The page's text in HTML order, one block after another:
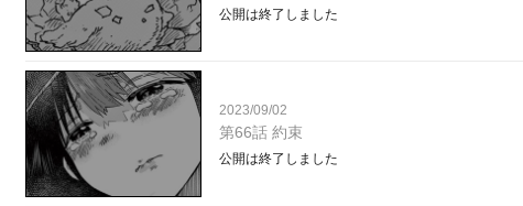
公開は終了しました
2023/09/02
第66話 約束
公開は終了しました